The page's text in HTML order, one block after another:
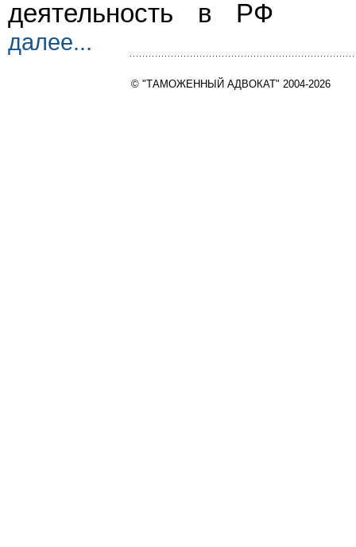
деятельность в РФ
далее...
© "ТАМОЖЕННЫЙ АДВОКАТ" 2004-2026